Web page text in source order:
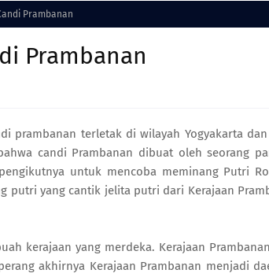
Prambanan
Prambanan
prambanan terletak di wilayah Yogyakarta
candi Prambanan dibuat oleh seorang
untuk mencoba meminang Putri
putri yang cantik jelita putri dari Kerajaan
kerajaan yang merdeka. Kerajaan
akhirnya Kerajaan Prambanan menjadi